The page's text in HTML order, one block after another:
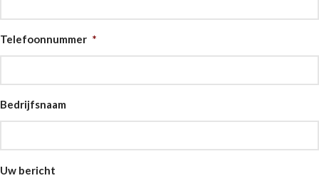
Telefoonnummer *
Bedrijfsnaam
Uw bericht